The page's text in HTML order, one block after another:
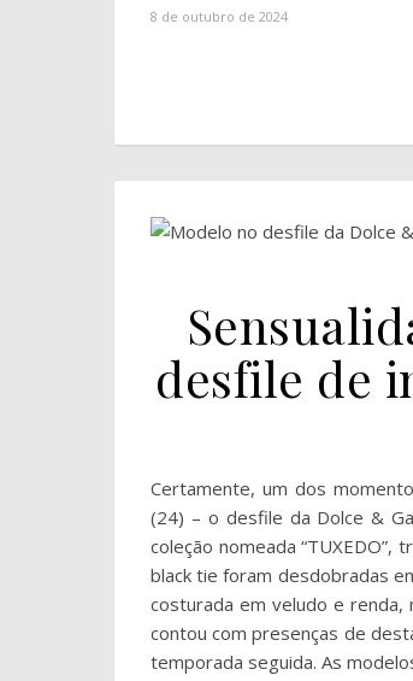
8 de outubro de 2024
desfile de
Certamente, um dos
(24) – o desfile da Dolce &
coleção nomeada “TUXEDO”,
black tie foram desdobradas
costurada em veludo e renda,
contou com presenças de
temporada seguida. As